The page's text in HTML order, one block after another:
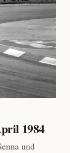
1984
und